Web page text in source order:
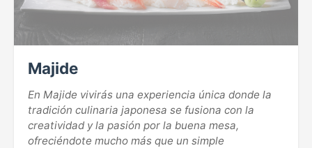
Majide
En Majide vivirás una experiencia única donde la
tradición culinaria japonesa se fusiona con la
creatividad y la pasión por la buena mesa,
ofreciéndote mucho más que un simple